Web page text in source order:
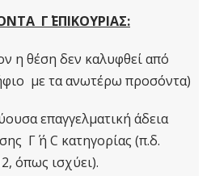
Γ΄ ΕΠΙΚΟΥΡΙΑΣ:
η θέση δεν καλυφθεί από
με τα ανωτέρω προσόντα)
επαγγελματική άδεια
Γ΄ ή C κατηγορίας (π.δ.
όπως ισχύει).